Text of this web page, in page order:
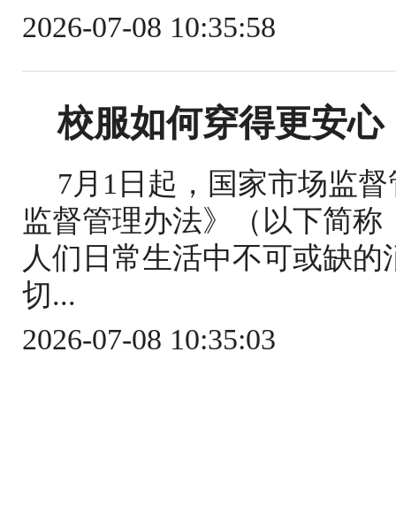
2026-07-08 10:35:58
校服如何穿得更安心
7月1日起，国家市场监
监督管理办法》（以下简
人们日常生活中不可或缺
切...
2026-07-08 10:35:03